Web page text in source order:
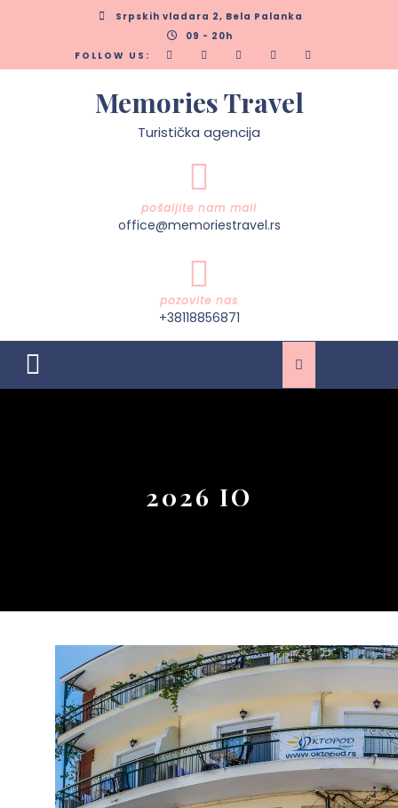
Srpskih vladara 2, Bela Palanka
09 - 20h
FOLLOW US:
Memories Travel
Turistička agencija
pošaljite nam mail
office@memoriestravel.rs
pozovite nas
+38118856871
Open
2026 IO